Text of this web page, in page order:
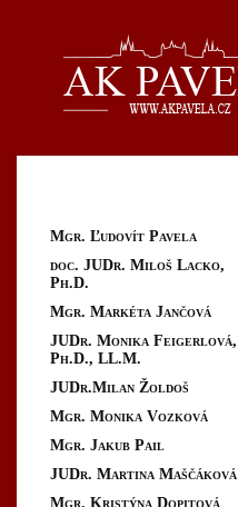
Mgr. Ľudovít Pavela
doc. JUDr. Miloš Lacko,
Ph.D.
Mgr. Markéta Jančová
JUDr. Monika Feigerlová,
Ph.D., LL.M.
JUDr.Milan Žoldoš
Mgr. Monika Vozková
Mgr. Jakub Pail
JUDr. Martina Maščáková
Mgr. Kristýna Dopitová